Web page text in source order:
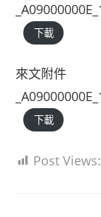
下載
來文附件
下載
Post Views: